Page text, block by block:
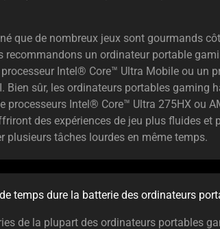
que de nombreux jeux sont gourmands
recommandons un ordinateur portable
Intel® Core™ Ultra Mobile ou un
Bien sûr, les ordinateurs portables gaming
processeurs Intel® Core™ Ultra 275HX ou
des expériences de jeu plus fluides et
plusieurs tâches lourdes en même temps.
temps dure la batterie des ordinateurs
de la plupart des ordinateurs portables